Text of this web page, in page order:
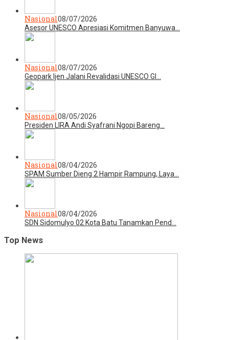
Nasional08/07/2026
Asesor UNESCO Apresiasi Komitmen Banyuwa…
Nasional08/07/2026
Geopark Ijen Jalani Revalidasi UNESCO Gl…
Nasional08/05/2026
Presiden LIRA Andi Syafrani Ngopi Bareng…
Nasional08/04/2026
SPAM Sumber Dieng 2 Hampir Rampung, Laya…
Nasional08/04/2026
SDN Sidomulyo 02 Kota Batu Tanamkan Pend…
Top News